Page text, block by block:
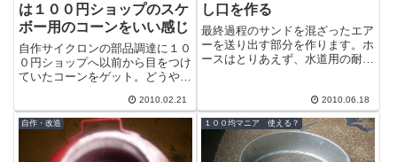
は１００円ショップのスケ
ボー用のコーンをいい感じ
自作サイクロンの部品調達に１０
０円ショップへ以前から目をつけ
ていたコーンをゲット。どうやら
て遊ぶときに使うことを想定した
商品のよう...
2010.02.21
し口を作る
最終過程のサンドを混ざったエア
ーを送り出す部分を作ります。ホ
ースはとりあえず、水道用の耐圧
2010.06.18
自作・改造 １００均マニア 使える？